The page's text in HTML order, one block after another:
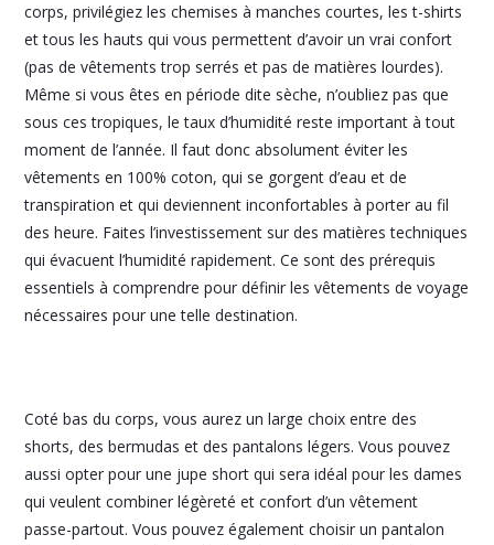
corps, privilégiez les chemises à manches courtes, les t-shirts
et tous les hauts qui vous permettent d’avoir un vrai confort
(pas de vêtements trop serrés et pas de matières lourdes).
Même si vous êtes en période dite sèche, n’oubliez pas que
sous ces tropiques, le taux d’humidité reste important à tout
moment de l’année. Il faut donc absolument éviter les
vêtements en 100% coton, qui se gorgent d’eau et de
transpiration et qui deviennent inconfortables à porter au fil
des heure. Faites l’investissement sur des matières techniques
qui évacuent l’humidité rapidement. Ce sont des prérequis
essentiels à comprendre pour définir les vêtements de voyage
nécessaires pour une telle destination.
Coté bas du corps, vous aurez un large choix entre des
shorts, des bermudas et des pantalons légers. Vous pouvez
aussi opter pour une jupe short qui sera idéal pour les dames
qui veulent combiner légèreté et confort d’un vêtement
passe-partout. Vous pouvez également choisir un pantalon